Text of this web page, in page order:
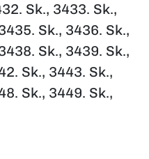
Sk., 3433. Sk.,
Sk., 3436. Sk.,
Sk., 3439. Sk.,
Sk., 3443. Sk.,
Sk., 3449. Sk.,